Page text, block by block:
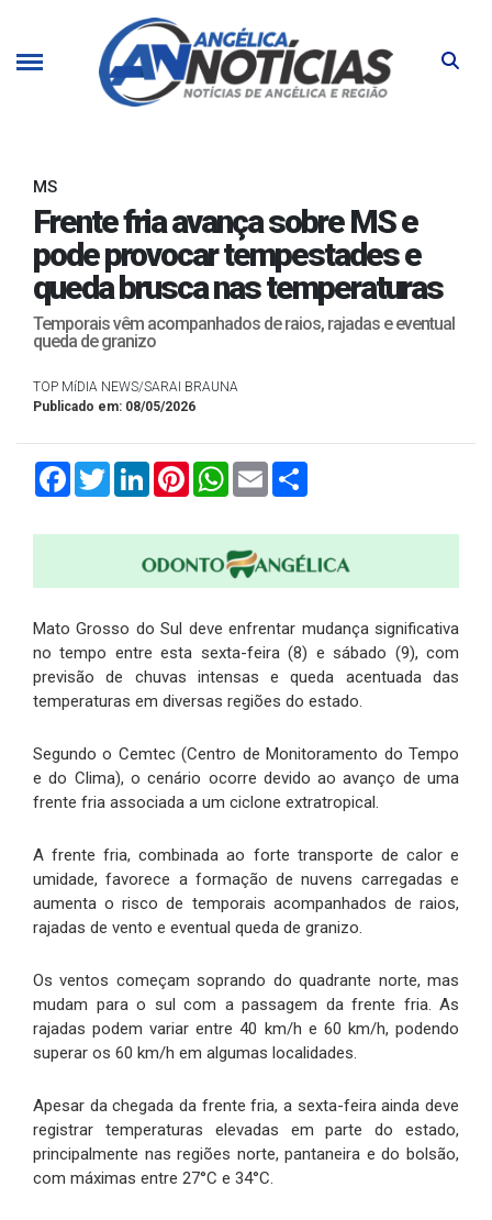
MS
Frente fria avança sobre MS e
pode provocar tempestades e
queda brusca nas temperaturas
Temporais vêm acompanhados de raios, rajadas e eventual
queda de granizo
TOP MíDIA NEWS/SARAI BRAUNA
Publicado em: 08/05/2026
FacebookTwitterLinkedInPinterestWhatsApp
Email
Mato Grosso do Sul deve enfrentar mudança significativa
no tempo entre esta sexta-feira (8) e sábado (9), com
previsão de chuvas intensas e queda acentuada das
temperaturas em diversas regiões do estado.
Segundo o Cemtec (Centro de Monitoramento do Tempo
e do Clima), o cenário ocorre devido ao avanço de uma
frente fria associada a um ciclone extratropical.
A frente fria, combinada ao forte transporte de calor e
umidade, favorece a formação de nuvens carregadas e
aumenta o risco de temporais acompanhados de raios,
rajadas de vento e eventual queda de granizo.
Os ventos começam soprando do quadrante norte, mas
mudam para o sul com a passagem da frente fria. As
rajadas podem variar entre 40 km/h e 60 km/h, podendo
superar os 60 km/h em algumas localidades.
Apesar da chegada da frente fria, a sexta-feira ainda deve
registrar temperaturas elevadas em parte do estado,
principalmente nas regiões norte, pantaneira e do bolsão,
com máximas entre 27°C e 34°C.